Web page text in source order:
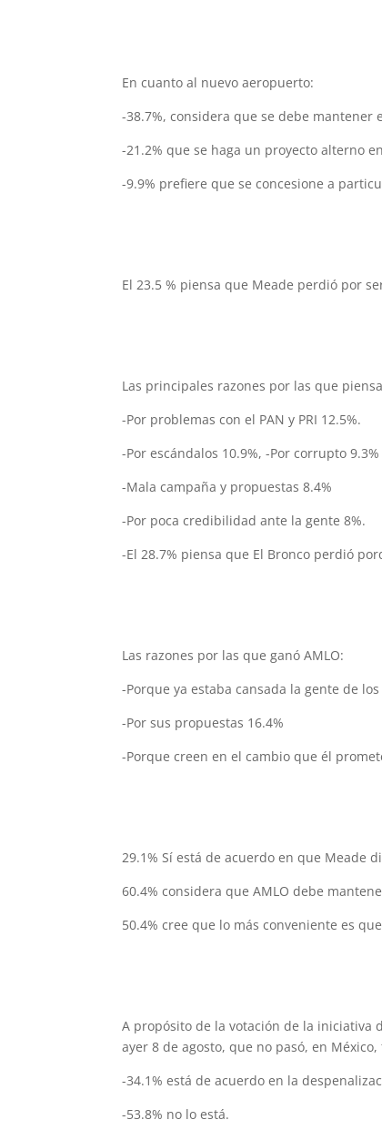
En cuanto al nuevo aeropuerto:
-38.7%, considera que se debe mantener
-21.2% que se haga un proyecto alterno
-9.9% prefiere que se concesione a
El 23.5 % piensa que Meade perdió por
Las principales razones por las que
-Por problemas con el PAN y PRI 12.5%.
-Por escándalos 10.9%, -Por corrupto 9.3%
-Mala campaña y propuestas 8.4%
-Por poca credibilidad ante la gente 8%.
-El 28.7% piensa que El Bronco perdió
Las razones por las que ganó AMLO:
-Porque ya estaba cansada la gente de
-Por sus propuestas 16.4%
-Porque creen en el cambio que él
29.1% Sí está de acuerdo en que Meade
60.4% considera que AMLO debe
50.4% cree que lo más conveniente es
A propósito de la votación de la iniciativa
ayer 8 de agosto, que no pasó, en
-34.1% está de acuerdo en la
-53.8% no lo está.